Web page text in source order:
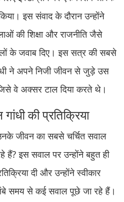
इस संवाद के दौरान उन्होंने
की शिक्षा और राजनीति जैसे
के जवाब दिए। इस सत्र की सबसे
ने अपने निजी जीवन से जुड़े उस
वे अक्सर टाल दिया करते थे।
की प्रतिक्रिया
जीवन का सबसे चर्चित सवाल
हैं? इस सवाल पर उन्होंने बहुत ही
दी और उन्होंने स्वीकार
समय से कई सवाल पूछे जा रहे हैं।